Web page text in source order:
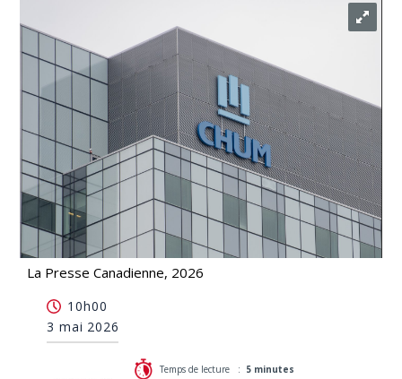
La Presse Canadienne, 2026
cancer par prise de sang, sans biopsie
10h00
3 mai 2026
Temps de lecture : 5 minutes